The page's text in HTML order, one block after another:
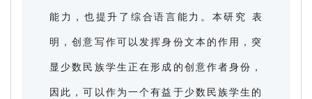
能力，也提升了综合语言能力。本研究 表
明，创意写作可以发挥身份文本的作用，突
显少数民族学生正在形成的创意作者身份，
因此，可以作为一个有益于少数民族学生的